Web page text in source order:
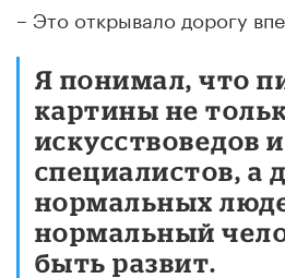
– Это открывало дорогу
Я понимал, что
картины не
искусствоведов и
специалистов, а
нормальных
нормальный
быть развит.